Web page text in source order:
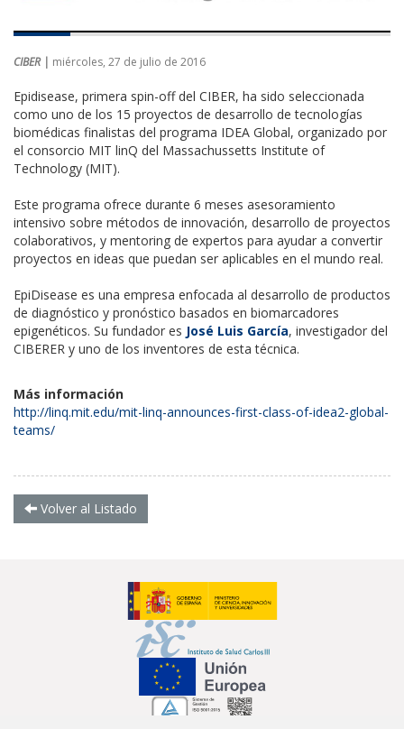
CIBER | miércoles, 27 de julio de 2016
Epidisease, primera spin-off del CIBER, ha sido seleccionada
como uno de los 15 proyectos de desarrollo de tecnologías
biomédicas finalistas del programa IDEA Global, organizado por
el consorcio MIT linQ del Massachussetts Institute of
Technology (MIT).
Este programa ofrece durante 6 meses asesoramiento
intensivo sobre métodos de innovación, desarrollo de proyectos
colaborativos, y mentoring de expertos para ayudar a convertir
proyectos en ideas que puedan ser aplicables en el mundo real.
EpiDisease es una empresa enfocada al desarrollo de productos
de diagnóstico y pronóstico basados en biomarcadores
epigenéticos. Su fundador es José Luis García, investigador del
CIBERER y uno de los inventores de esta técnica.
Más información
http://linq.mit.edu/mit-linq-announces-first-class-of-idea2-global-
teams/
Volver al Listado